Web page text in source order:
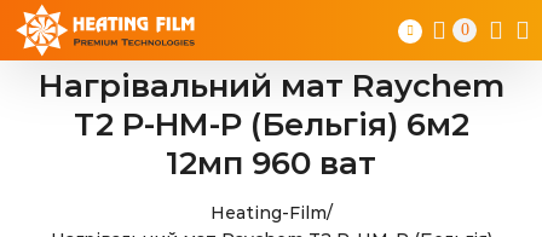
Skip
content
0
Нагрівальний мат Raychem
T2 P-HM-P (Бельгія) 6м2
12мп 960 ват
Heating-Film/